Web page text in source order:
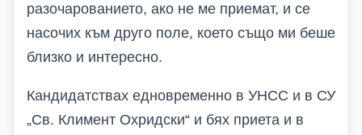
разочарованието, ако не ме приемат, и се
насочих към друго поле, което също ми беше
близко и интересно.
Кандидатствах едновременно в УНСС и в СУ
„Св. Климент Охридски“ и бях приета и в